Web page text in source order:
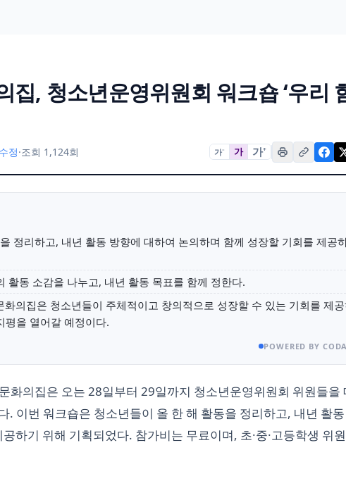
집, 청소년운영위원회 워크숍 ‘우리
정·조회 1,124회 가− 가 가+
정리하고, 내년 활동 방향에 대하여 논의하며 함께 성장할 기회를 제공
활동 소감을 나누고, 내년 활동 목표를 함께 정한다.
의집은 청소년들이 주체적이고 창의적으로 성장할 수 있는 기회를 제
평을 열어갈 예정이다.
POWERED BY
화의집은 오는 28일부터 29일까지 청소년운영위원회 위원들을
. 이번 워크숍은 청소년들이 올 한 해 활동을 정리하고, 내년 활
하기 위해 기획되었다. 참가비는 무료이며, 초·중·고등학생 위